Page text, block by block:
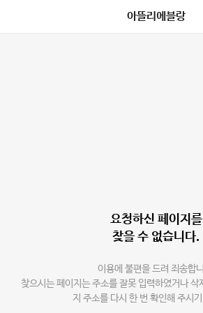
아뜰리에블랑
요청하신 페이지를
찾을 수 없습니다.
이용에 불편을 드려 죄송합
찾으시는 페이지는 주소를 잘못 입력하였거나 삭
지 주소를 다시 한 번 확인해 주시